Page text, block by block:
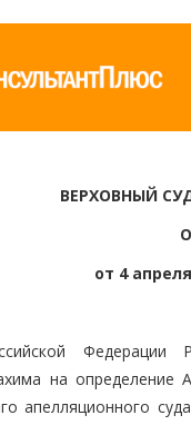
ВЕРХОВНЫЙ
от 4
Федерации
на определение
апелляционного